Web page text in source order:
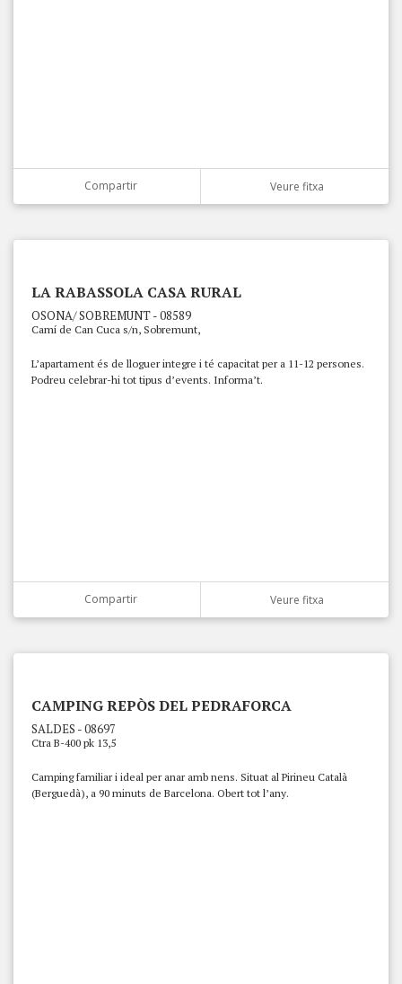
Compartir Veure fitxa
LA RABASSOLA CASA RURAL
OSONA/ SOBREMUNT - 08589
Camí de Can Cuca s/n, Sobremunt,
L’apartament és de lloguer integre i té capacitat per a 11-12 persones.
Podreu celebrar-hi tot tipus d’events. Informa’t.
Compartir Veure fitxa
CAMPING REPÒS DEL PEDRAFORCA
SALDES - 08697
Ctra B-400 pk 13,5
Camping familiar i ideal per anar amb nens. Situat al Pirineu Català
(Berguedà), a 90 minuts de Barcelona. Obert tot l’any.